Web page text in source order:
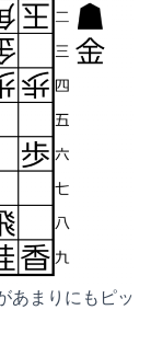
まりにもピッ